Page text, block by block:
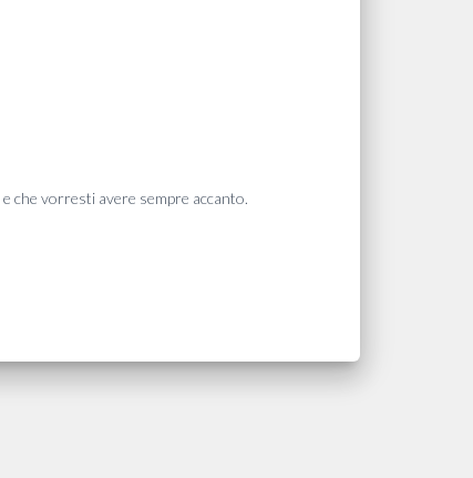
che vorresti avere sempre accanto.